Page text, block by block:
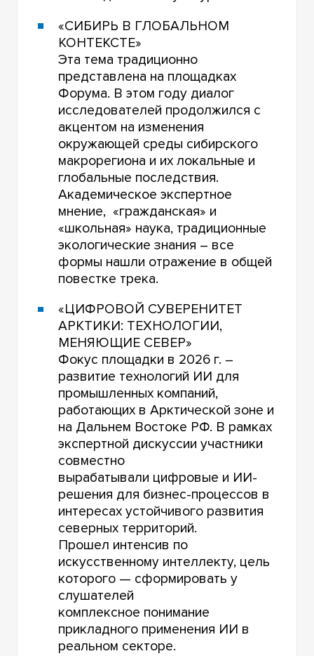
«СИБИРЬ В ГЛОБАЛЬНОМ
КОНТЕКСТЕ»
Эта тема традиционно
представлена на площадках
Форума. В этом году диалог
исследователей продолжился с
акцентом на изменения
окружающей среды сибирского
макрорегиона и их локальные и
глобальные последствия.
Академическое экспертное
мнение, «гражданская» и
«школьная» наука, традиционные
экологические знания – все
формы нашли отражение в общей
повестке трека.
«ЦИФРОВОЙ СУВЕРЕНИТЕТ
АРКТИКИ: ТЕХНОЛОГИИ,
МЕНЯЮЩИЕ СЕВЕР»
Фокус площадки в 2026 г. –
развитие технологий ИИ для
промышленных компаний,
работающих в Арктической зоне и
на Дальнем Востоке РФ. В рамках
экспертной дискуссии участники
совместно
вырабатывали цифровые и ИИ-
решения для бизнес-процессов в
интересах устойчивого развития
северных территорий.
Прошел интенсив по
искусственному интеллекту, цель
которого — сформировать у
слушателей
комплексное понимание
прикладного применения ИИ в
реальном секторе.